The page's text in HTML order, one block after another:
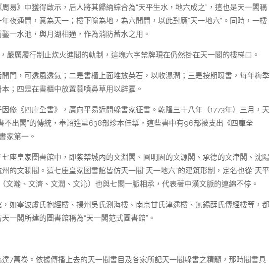
易》中獲得啟示，后人將其歸納綜合為“天平生水，地六成之”，這也是天一閣稱
夜通間，意為天一；樓下喻為地，為六開間，以此對應“天一地六”。同時，一樓
一水池，與月湖相通，作為消防蓄水之用。
嚴厲履行制止炊火進閣的軌制，這塊六字禁牌現在仍然掛在天一閣的樓梯口。
門，可透風透氣；二是書櫃上面堆放英石，以收濕潤；三是按期曝書，每年梅季
；四是在書櫃中放置蕓噴鼻草用以辟蠹。
修《四庫全書》，廣向平易近間躲書家征書。乾隆三十八年（1773年）三月，天
不出閣”的傳統，奉詔進呈638部珍本佳槧，這些書中有96部被支出《四庫全
家第一。
座皇家圖書館中，即紫禁城內的文淵閣、圓明園的文源閣、承德的文津閣、沈陽
的文瀾閣。這七座皇家圖書館皆仿天一閣“天一地六”的建筑形制，定名也從“天平
文瀚、文濟、文潤、文沁）也與七閣一脈相承，代表著中漢文脈的連綿不停。
如寧波盧氏抱經樓、揚州吳氏測海樓、南京甘氏津逮樓、無錫薛氏傳經樓等，都
一閣所建的圖書館稱為“天一閣范式圖書館”。
7萬卷。依據傳播上去的天一閣書目及各家所記天一閣躲書之精髓，那時閣書具